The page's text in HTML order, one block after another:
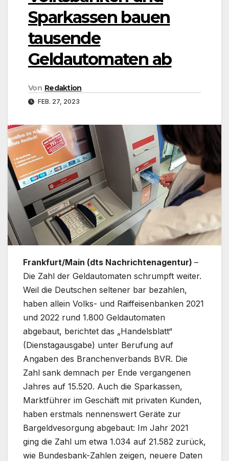
Sparkassen bauen
tausende
Geldautomaten ab
Von Redaktion
FEB. 27, 2023
Frankfurt/Main (dts Nachrichtenagentur) –
Die Zahl der Geldautomaten schrumpft weiter.
Weil die Deutschen seltener bar bezahlen,
haben allein Volks- und Raiffeisenbanken 2021
und 2022 rund 1.800 Geldautomaten
abgebaut, berichtet das „Handelsblatt“
(Dienstagausgabe) unter Berufung auf
Angaben des Branchenverbands BVR. Die
Zahl sank demnach per Ende vergangenen
Jahres auf 15.520. Auch die Sparkassen,
Marktführer im Geschäft mit privaten Kunden,
haben erstmals nennenswert Geräte zur
Bargeldvesorgung abgebaut: Im Jahr 2021
ging die Zahl um etwa 1.034 auf 21.582 zurück,
wie Bundesbank-Zahlen zeigen, neuere Daten